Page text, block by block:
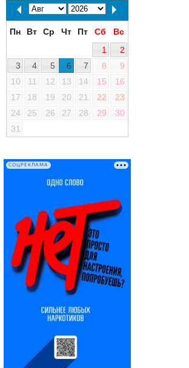
Пн Вт Ср Чт Пт Сб
Вс
1
2
3
4 5 6 7 8
9
10
11 12 13 14 15
16
17
18 19 20 21 22
23
24
25 26 27 28 29
30
31
СОЦРЕКЛАМА